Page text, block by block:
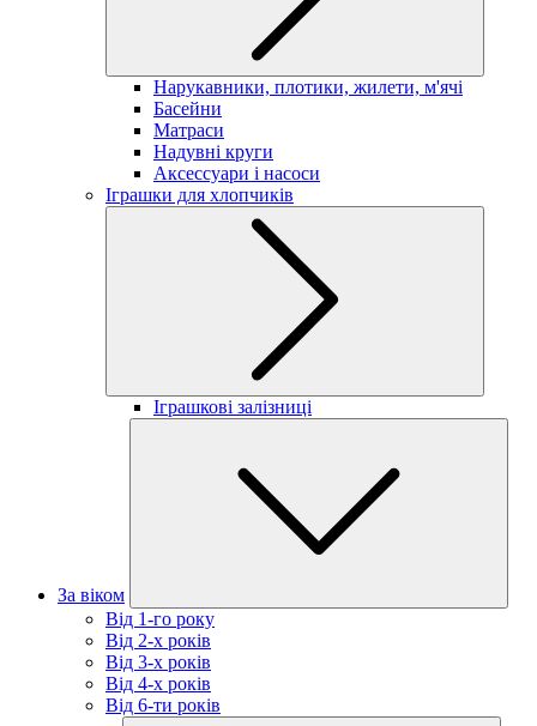
Нарукавники, плотики, жилети, м'ячі
Басейни
Матраси
Надувні круги
Аксессуари і насоси
Іграшки для хлопчиків
Іграшкові залізниці
За віком
Від 1-го року
Від 2-х років
Від 3-х років
Від 4-х років
Від 6-ти років